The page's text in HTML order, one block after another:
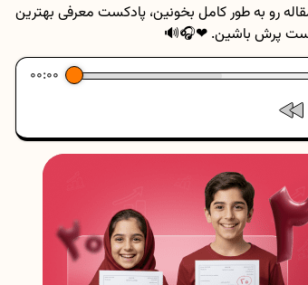
رو به طور کامل بخونین، پادکست معرفی بهترین
پرش باشین. ❤🎧🔊
00:00